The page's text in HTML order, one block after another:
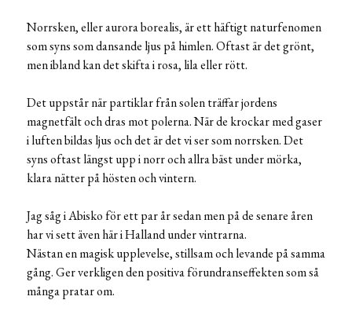
Norrsken, eller aurora borealis, är ett häftigt naturfenomen
som syns som dansande ljus på himlen. Oftast är det grönt,
men ibland kan det skifta i rosa, lila eller rött.
Det uppstår när partiklar från solen träffar jordens
magnetfält och dras mot polerna. När de krockar med gaser
i luften bildas ljus och det är det vi ser som norrsken. Det
syns oftast längst upp i norr och allra bäst under mörka,
klara nätter på hösten och vintern.
Jag såg i Abisko för ett par år sedan men på de senare åren
har vi sett även här i Halland under vintrarna.
Nästan en magisk upplevelse, stillsam och levande på samma
gång. Ger verkligen den positiva förundranseffekten som så
många pratar om.